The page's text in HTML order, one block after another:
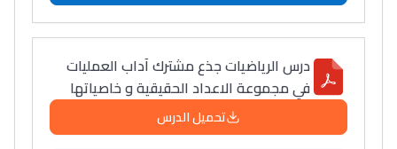
Ki Derti Liha
باش تقدر تساعد الناس
درس الرياضيات جذع مشترك آداب العمليات
في مجموعة الاعداد الحقيقية و خاصياتها
تحميل الدرس